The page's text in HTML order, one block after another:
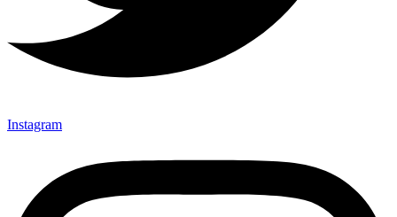
Instagram